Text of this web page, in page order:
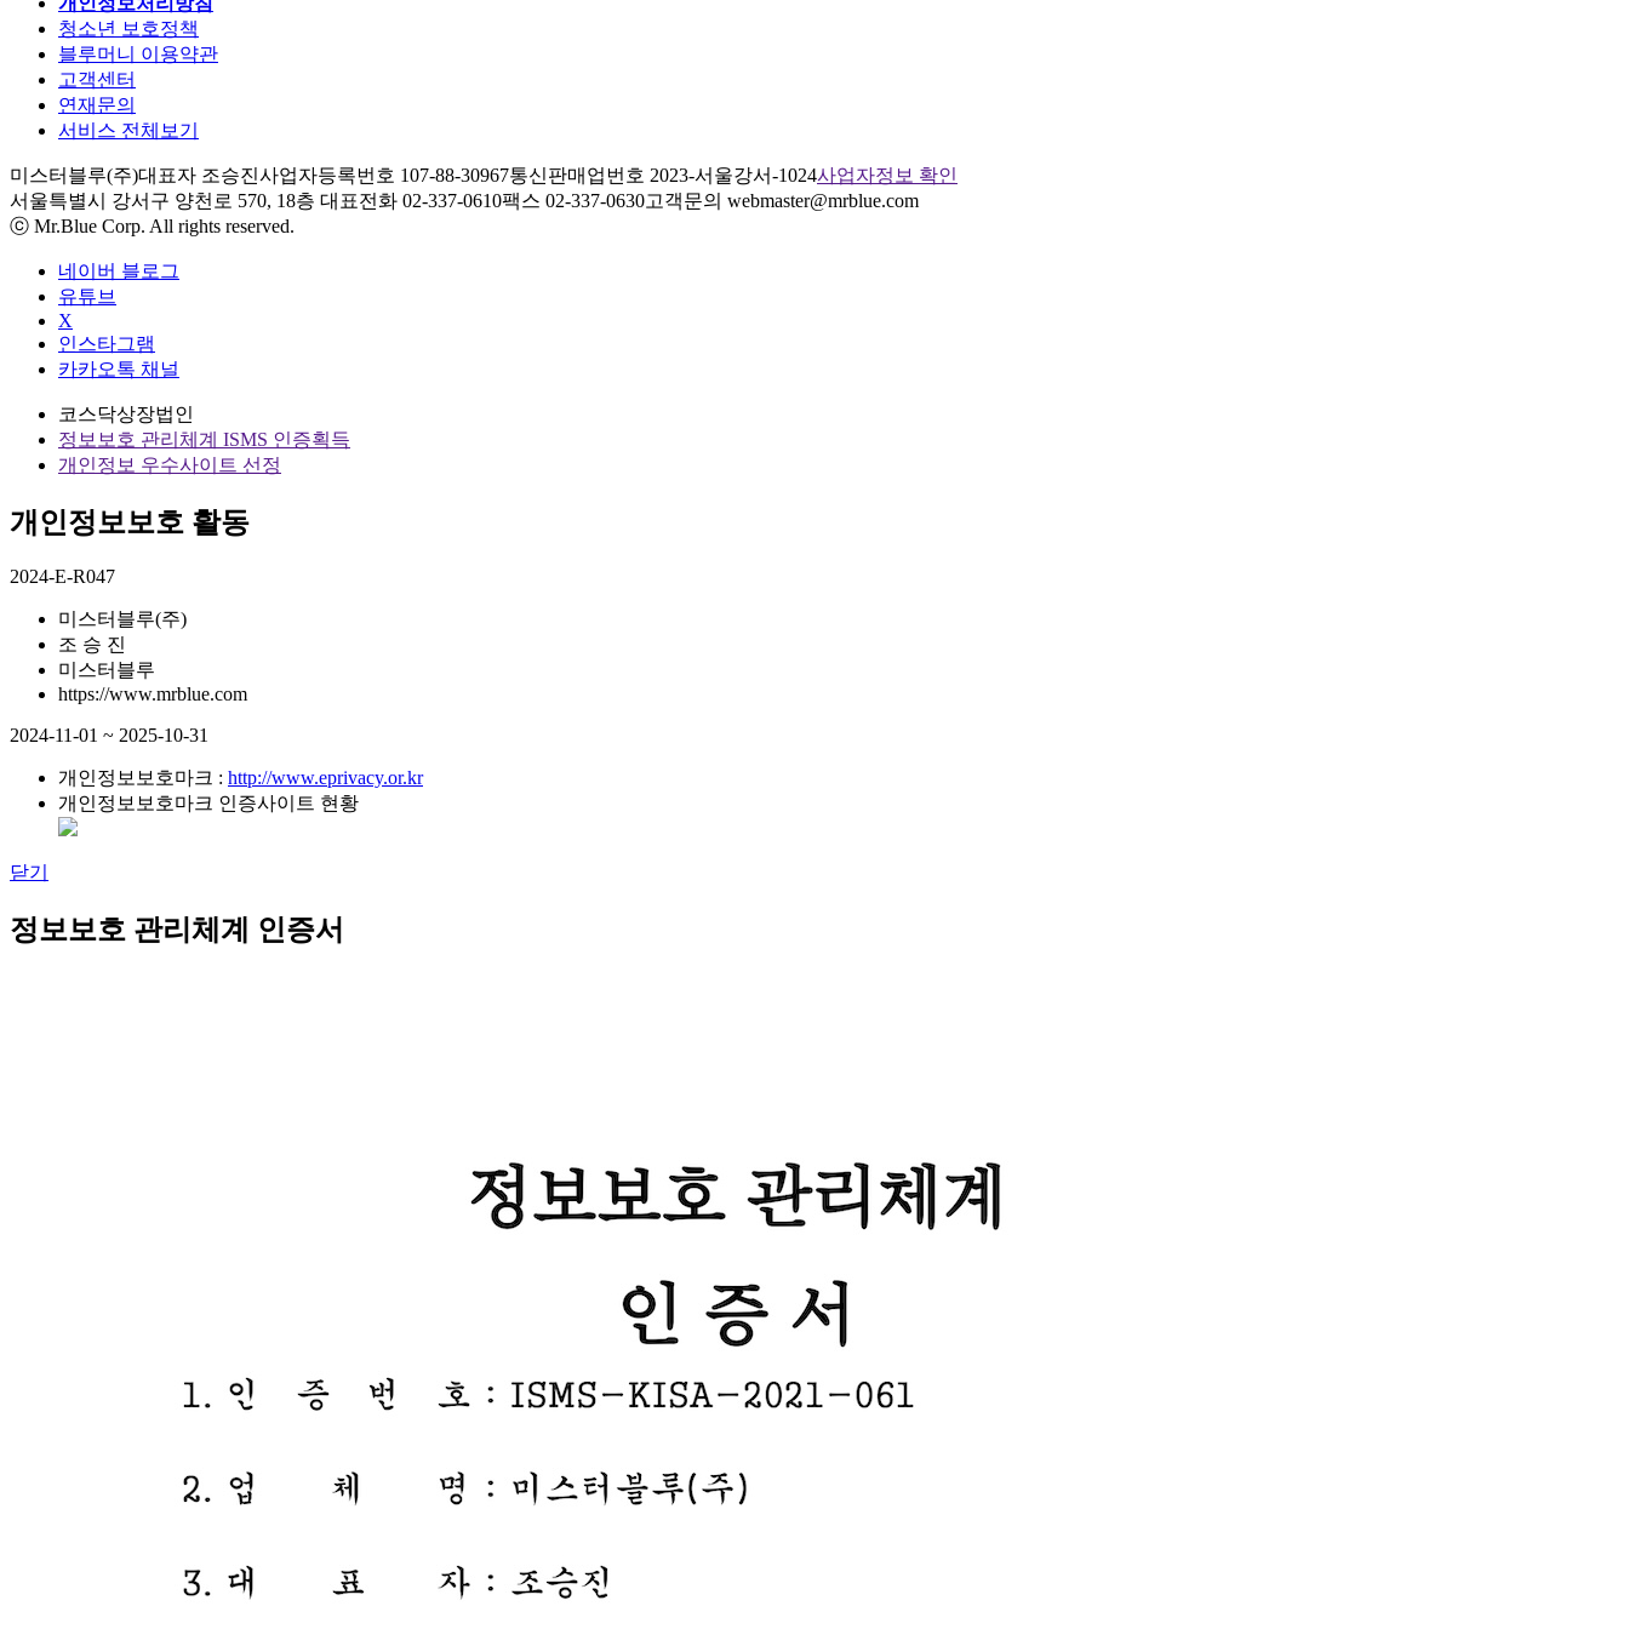
청소년 보호정책
블루머니 이용약관
고객센터
연재문의
서비스 전체보기
미스터블루(주)대표자 조승진사업자등록번호 107-88-30967통신판매업번호 2023-서울강서-1024사업자정보 확인
서울특별시 강서구 양천로 570, 18층 대표전화 02-337-0610팩스 02-337-0630고객문의 webmaster@mrblue.com
ⓒ Mr.Blue Corp. All rights reserved.
네이버 블로그
유튜브
X
인스타그램
카카오톡 채널
코스닥상장법인
정보보호 관리체계 ISMS 인증획득
개인정보 우수사이트 선정
개인정보보호 활동
2024-E-R047
미스터블루(주)
조 승 진
미스터블루
https://www.mrblue.com
2024-11-01 ~ 2025-10-31
개인정보보호마크 : http://www.eprivacy.or.kr
개인정보보호마크 인증사이트 현황
닫기
정보보호 관리체계 인증서